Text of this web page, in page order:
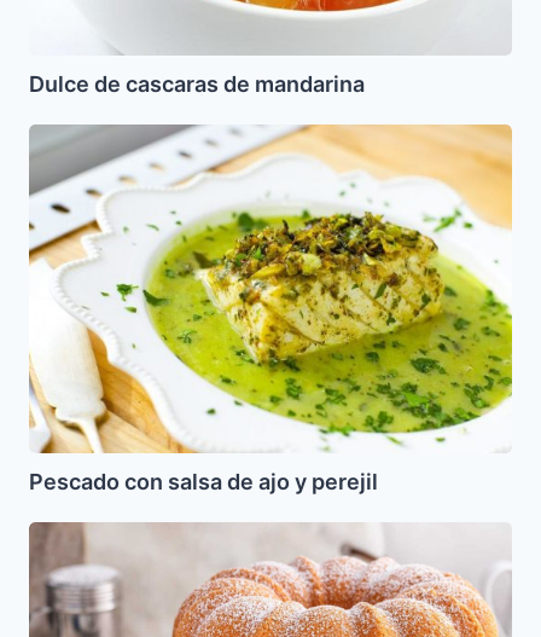
Dulce de cascaras de mandarina
Pescado
salsa
de
ajo
perejil
Pescado con salsa de ajo y perejil
Torta
Zanahoria
y